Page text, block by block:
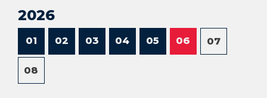
2026
01 02 03 04 05 06 07
08